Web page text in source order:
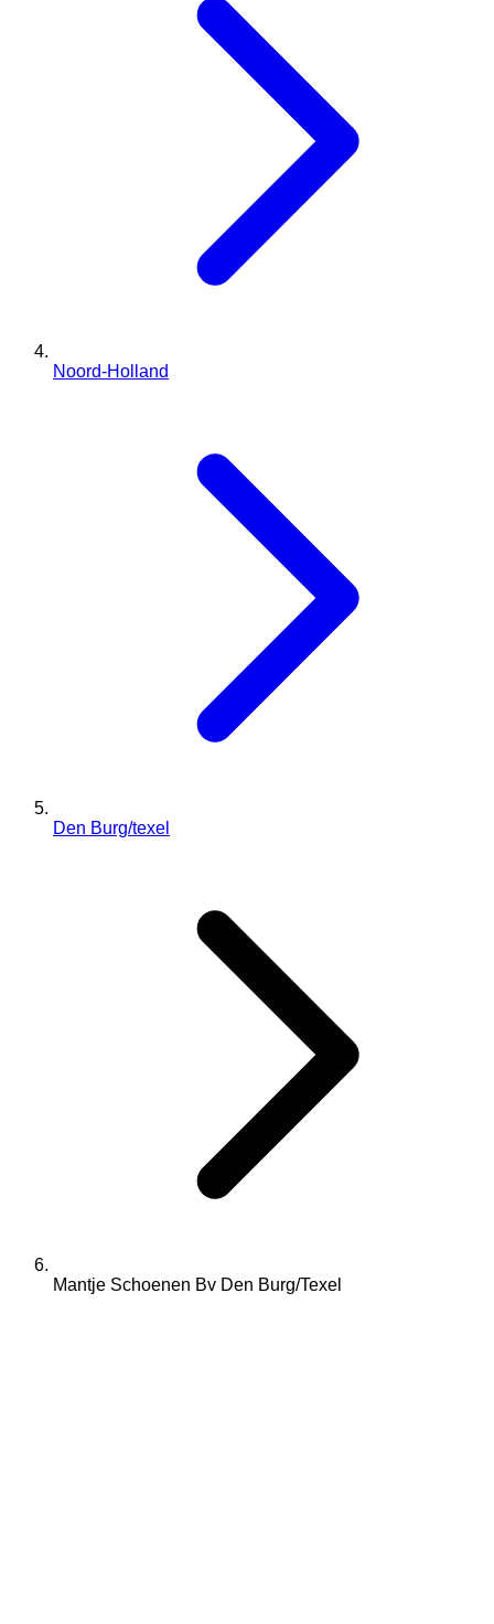
Noord-Holland
Den Burg/texel
Mantje Schoenen Bv Den Burg/Texel